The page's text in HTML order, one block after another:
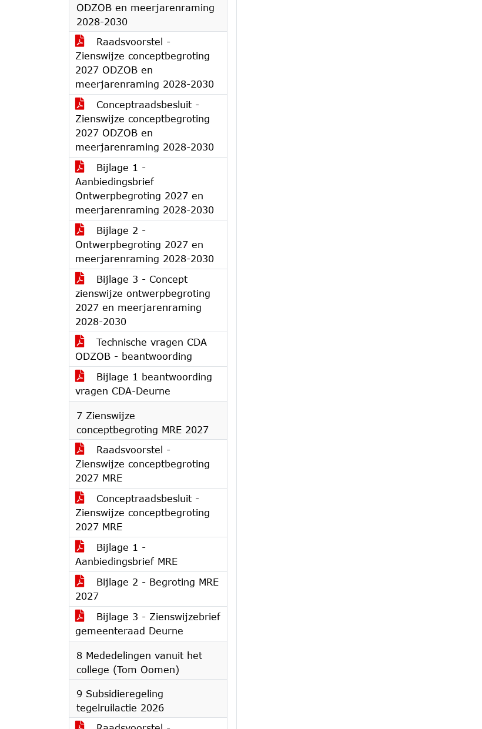
ODZOB en meerjarenraming
2028-2030
Raadsvoorstel -
Zienswijze conceptbegroting
2027 ODZOB en
meerjarenraming 2028-2030
Conceptraadsbesluit -
Zienswijze conceptbegroting
2027 ODZOB en
meerjarenraming 2028-2030
Bijlage 1 -
Aanbiedingsbrief
Ontwerpbegroting 2027 en
meerjarenraming 2028-2030
Bijlage 2 -
Ontwerpbegroting 2027 en
meerjarenraming 2028-2030
Bijlage 3 - Concept
zienswijze ontwerpbegroting
2027 en meerjarenraming
2028-2030
Technische vragen CDA
ODZOB - beantwoording
Bijlage 1 beantwoording
vragen CDA-Deurne
7 Zienswijze
conceptbegroting MRE 2027
Raadsvoorstel -
Zienswijze conceptbegroting
2027 MRE
Conceptraadsbesluit -
Zienswijze conceptbegroting
2027 MRE
Bijlage 1 -
Aanbiedingsbrief MRE
Bijlage 2 - Begroting MRE
2027
Bijlage 3 - Zienswijzebrief
gemeenteraad Deurne
8 Mededelingen vanuit het
college (Tom Oomen)
9 Subsidieregeling
tegelruilactie 2026